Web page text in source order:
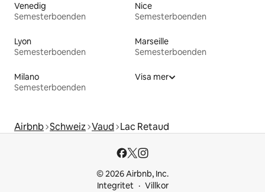
Venedig
Semesterboenden
Nice
Semesterboenden
Lyon
Semesterboenden
Marseille
Semesterboenden
Milano
Semesterboenden
Visa mer
Airbnb Schweiz Vaud Lac Retaud
© 2026 Airbnb, Inc.
Integritet
Villkor